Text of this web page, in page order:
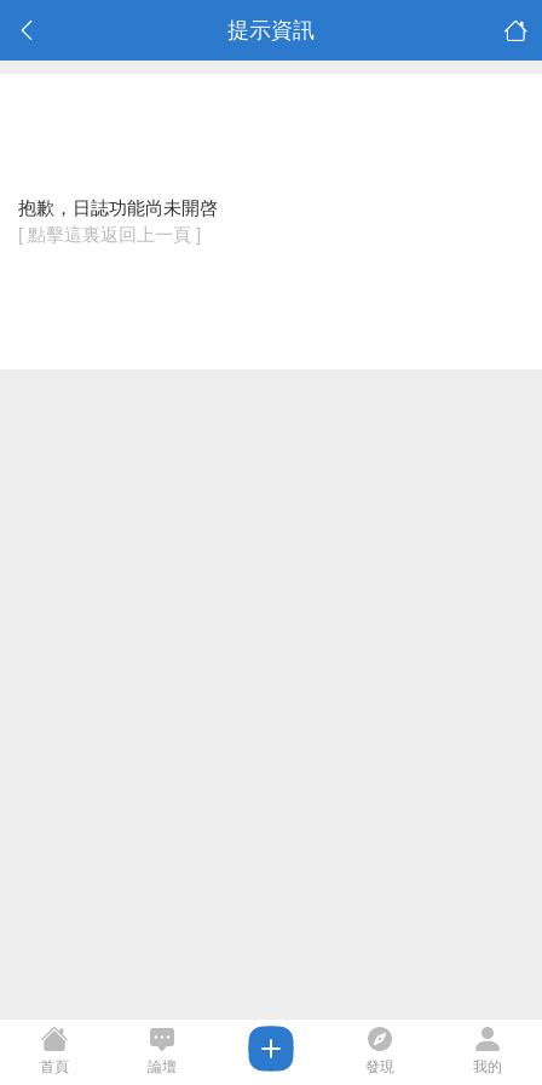
提示資訊
抱歉，日誌功能尚未開啓
[ 點擊這裏返回上一頁 ]
首頁 論壇 發現 我的